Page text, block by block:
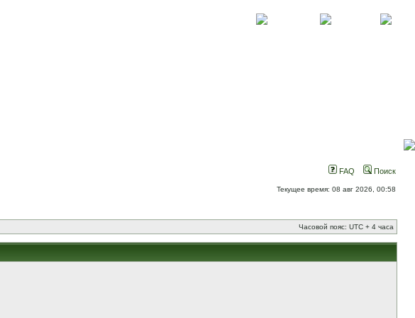
FAQ Поиск
Текущее время: 08 авг 2026, 00:58
Часовой пояс: UTC + 4 часа